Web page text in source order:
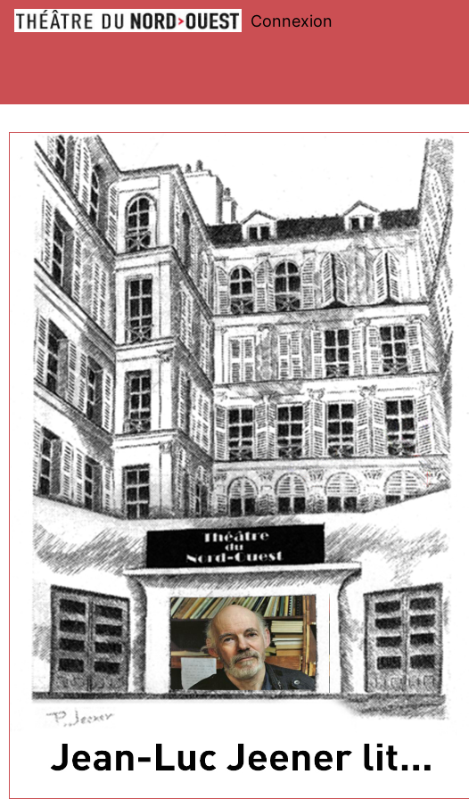
Connexion